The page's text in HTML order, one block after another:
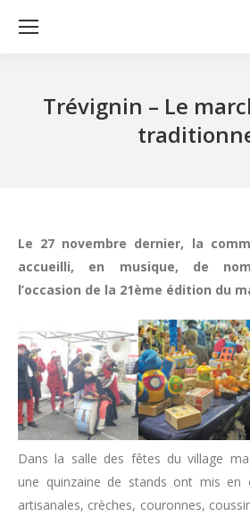
Trévignin – Le
Le 27 novembre dernier, la
accueilli, en musique, de
l’occasion de la 21ème édition du
Dans la salle des fêtes du village
une quinzaine de stands ont mis en
artisanales, crèches, couronnes,